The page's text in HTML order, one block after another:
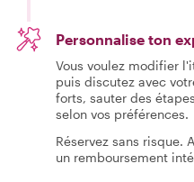
Personnalise ton
Vous voulez modifier
puis discutez avec
forts, sauter des
selon vos préférences.
Réservez sans risque.
un remboursement